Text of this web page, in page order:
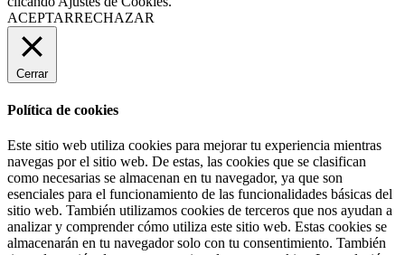
ACEPTARRECHAZAR
Cerrar
Política de cookies
Este sitio web utiliza cookies para mejorar tu experiencia mientras
navegas por el sitio web. De estas, las cookies que se clasifican
como necesarias se almacenan en tu navegador, ya que son
esenciales para el funcionamiento de las funcionalidades básicas del
sitio web. También utilizamos cookies de terceros que nos ayudan a
analizar y comprender cómo utiliza este sitio web. Estas cookies se
almacenarán en tu navegador solo con tu consentimiento. También